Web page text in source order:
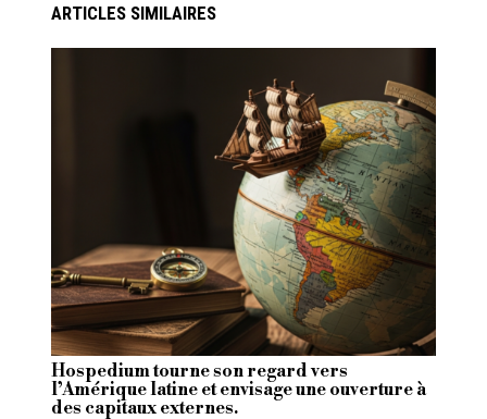
ARTICLES SIMILAIRES
Hospedium tourne son regard vers
l’Amérique latine et envisage une ouverture à
des capitaux externes.